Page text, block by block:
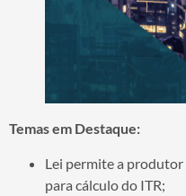
Temas em Destaque:
Lei permite a
para cálculo do ITR;